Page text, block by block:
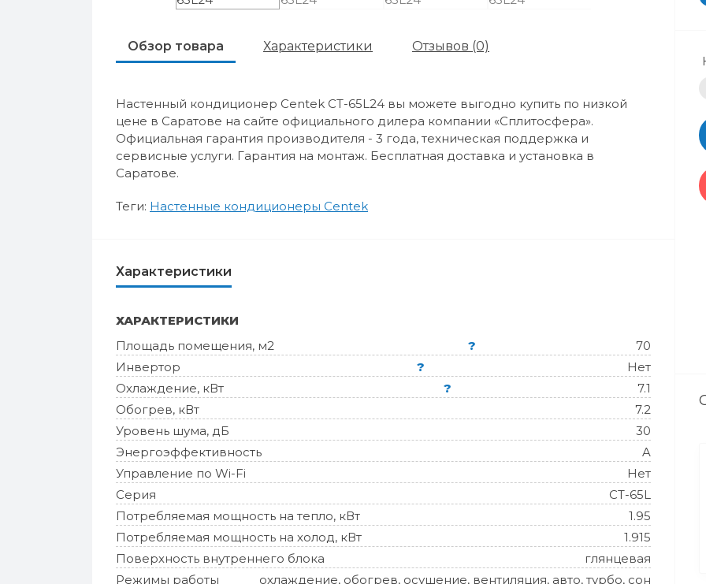
Обзор товара Характеристики Отзывов (0)
Настенный кондиционер Centek CT-65L24 вы можете выгодно купить по низкой
цене в Саратове на сайте официального дилера компании «Сплитосфера».
Официальная гарантия производителя - 3 года, техническая поддержка и
сервисные услуги. Гарантия на монтаж. Бесплатная доставка и установка в
Саратове.
Теги: Настенные кондиционеры Centek
Характеристики
ХАРАКТЕРИСТИКИ
Площадь помещения, м2
?
70
Инвертор
?
Нет
Охлаждение, кВт
?
7.1
Обогрев, кВт
7.2
Уровень шума, дБ
30
Энергоэффективность
A
Управление по Wi-Fi
Нет
Серия
CT-65L
Потребляемая мощность на тепло, кВт
1.95
Потребляемая мощность на холод, кВт
1.915
Поверхность внутреннего блока
глянцевая
Режимы работы
охлаждение, обогрев, осушение, вентиляция, авто, турбо, сон